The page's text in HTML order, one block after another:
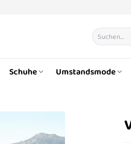
Suchen
nach:
Schuhe Umstandsmode